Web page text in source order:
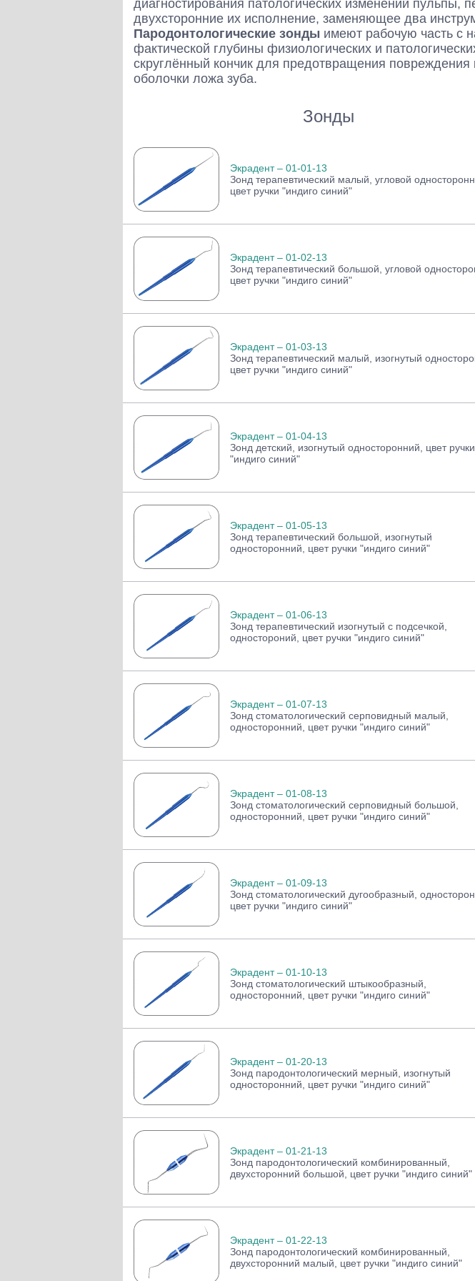
Слепочные массы Kettenbach
Наконечники и переходники KaVo
диагностирования патологических изменений пульпы,
двухсторонние их исполнение, заменяющее два
Пародонтологические зонды имеют рабочую часть с
фактической глубины физиологических и
скруглённый кончик для предотвращения
оболочки ложа зуба.
Зонды
Экрадент – 01-01-13
Зонд терапевтический малый, угловой
цвет ручки "индиго синий"
Экрадент – 01-02-13
Зонд терапевтический большой, угловой
цвет ручки "индиго синий"
Экрадент – 01-03-13
Зонд терапевтический малый, изогнутый
цвет ручки "индиго синий"
Экрадент – 01-04-13
Зонд детский, изогнутый односторонний, цвет ручки
"индиго синий"
Экрадент – 01-05-13
Зонд терапевтический большой, изогнутый
односторонний, цвет ручки "индиго синий"
Экрадент – 01-06-13
Зонд терапевтический изогнутый с подсечкой,
одностороний, цвет ручки "индиго синий"
Экрадент – 01-07-13
Зонд стоматологический серповидный малый,
односторонний, цвет ручки "индиго синий"
Экрадент – 01-08-13
Зонд стоматологический серповидный большой,
односторонний, цвет ручки "индиго синий"
Экрадент – 01-09-13
Зонд стоматологический дугообразный,
цвет ручки "индиго синий"
Экрадент – 01-10-13
Зонд стоматологический штыкообразный,
односторонний, цвет ручки "индиго синий"
Экрадент – 01-20-13
Зонд пародонтологический мерный, изогнутый
односторонний, цвет ручки "индиго синий"
Экрадент – 01-21-13
Зонд пародонтологический комбинированный,
двухсторонний большой, цвет ручки "индиго синий"
Экрадент – 01-22-13
Зонд пародонтологический комбинированный,
двухсторонний малый, цвет ручки "индиго синий"